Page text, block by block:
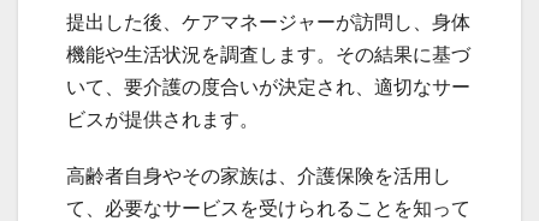
提出した後、ケアマネージャーが訪問し、身体
機能や生活状況を調査します。その結果に基づ
いて、要介護の度合いが決定され、適切なサー
ビスが提供されます。
高齢者自身やその家族は、介護保険を活用し
て、必要なサービスを受けられることを知って